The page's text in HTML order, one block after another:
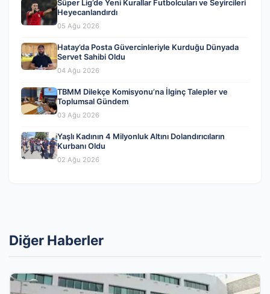
Süper Lig’de Yeni Kurallar Futbolcuları ve Seyircileri
Heyecanlandırdı
05 Ağu 2026
Hatay’da Posta Güvercinleriyle Kurduğu Dünyada
Servet Sahibi Oldu
04 Ağu 2026
TBMM Dilekçe Komisyonu’na İlginç Talepler ve
Toplumsal Gündem
03 Ağu 2026
Yaşlı Kadının 4 Milyonluk Altını Dolandırıcıların
Kurbanı Oldu
02 Ağu 2026
Diğer Haberler